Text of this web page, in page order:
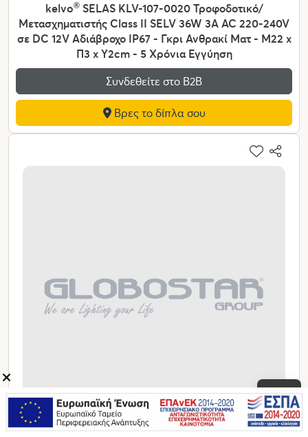
kelvo®SELAS KLV-107-0020 Τροφοδοτικό/
Μετασχηματιστής Class II SELV 36W 3A AC 220-240V
σε DC 12V Αδιάβροχο IP67 - Γκρι Ανθρακί Ματ - Μ22 x
Π3 x Υ2cm - 5 Χρόνια Εγγύηση
Συνδεθείτε στο Β2Β
Βρες το δίπλα σου